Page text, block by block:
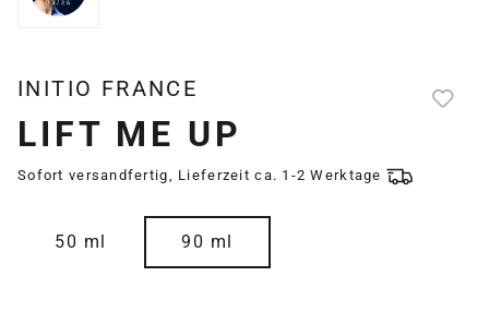
INITIO FRANCE
LIFT ME UP
Sofort versandfertig, Lieferzeit ca. 1-2 Werktage
50 ml 90 ml